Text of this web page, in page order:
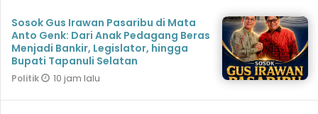
Sosok Gus Irawan Pasaribu di Mata
Anto Genk: Dari Anak Pedagang Beras
Menjadi Bankir, Legislator, hingga
Bupati Tapanuli Selatan
Politik 10 jam lalu